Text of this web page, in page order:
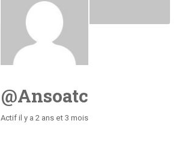
@ansoatc
Actif il y a 2 ans et 3 mois